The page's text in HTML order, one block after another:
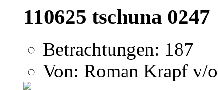
110625 tschuna 0247
Betrachtungen: 187
Von: Roman Krapf v/